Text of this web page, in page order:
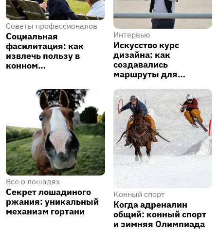
Советы профессионалов
Социальная
фасилитация: как
извлечь пользу в
конном…
Интервью
Искусство курс
дизайна: как
создавались
маршруты для…
Все о лошадях
Секрет лошадиного
ржания: уникальный
механизм гортани
Конный спорт
Когда адреналин
общий: конный спорт
и зимняя Олимпиада